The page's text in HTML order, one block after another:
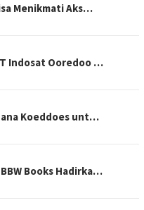
Menikmati Aks…
Indosat Ooredoo …
Koeddoes unt…
Books Hadirka…